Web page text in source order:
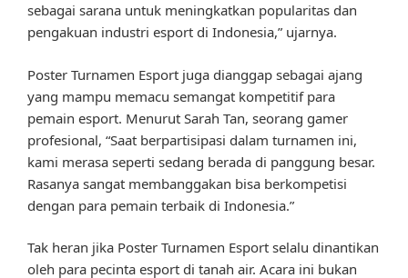
sebagai sarana untuk meningkatkan popularitas dan
pengakuan industri esport di Indonesia,” ujarnya.
Poster Turnamen Esport juga dianggap sebagai ajang
yang mampu memacu semangat kompetitif para
pemain esport. Menurut Sarah Tan, seorang gamer
profesional, “Saat berpartisipasi dalam turnamen ini,
kami merasa seperti sedang berada di panggung besar.
Rasanya sangat membanggakan bisa berkompetisi
dengan para pemain terbaik di Indonesia.”
Tak heran jika Poster Turnamen Esport selalu dinantikan
oleh para pecinta esport di tanah air. Acara ini bukan